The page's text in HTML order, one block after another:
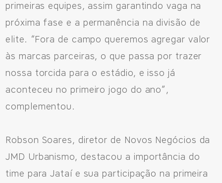
primeiras equipes, assim garantindo vaga na
próxima fase e a permanência na divisão de
elite. “Fora de campo queremos agregar valor
às marcas parceiras, o que passa por trazer
nossa torcida para o estádio, e isso já
aconteceu no primeiro jogo do ano”,
complementou.
Robson Soares, diretor de Novos Negócios da
JMD Urbanismo, destacou a importância do
time para Jataí e sua participação na primeira